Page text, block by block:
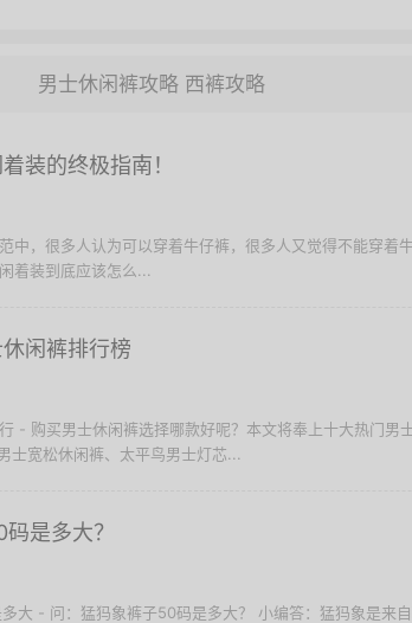
男士休闲裤攻略 西裤攻略
装的终极指南！
中，很多人认为可以穿着牛仔裤，很多人又觉得不能穿着
着装到底应该怎么...
闲裤排行榜
- 购买男士休闲裤选择哪款好呢？本文将奉上十大热门男
士宽松休闲裤、太平鸟男士灯芯...
是多大？
大 - 问：猛犸象裤子50码是多大？ 小编答：猛犸象是来